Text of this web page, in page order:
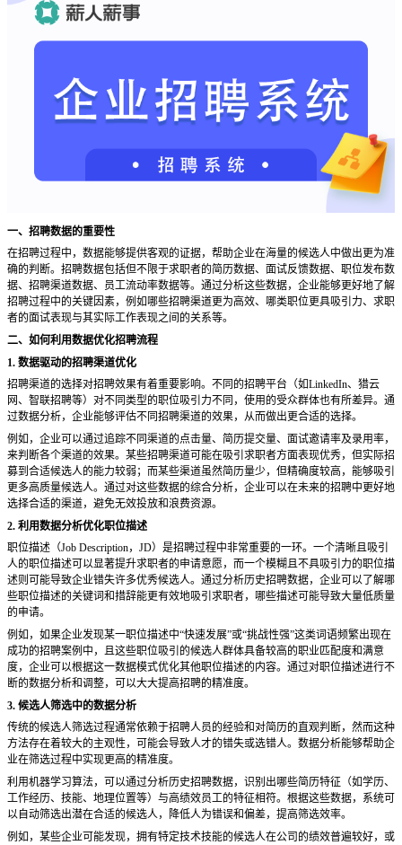
一、招聘数据的重要性
在招聘过程中，数据能够提供客观的证据，帮助企业在海量的候选人中做出更为准
确的判断。招聘数据包括但不限于求职者的简历数据、面试反馈数据、职位发布数
据、招聘渠道数据、员工流动率数据等。通过分析这些数据，企业能够更好地了解
招聘过程中的关键因素，例如哪些招聘渠道更为高效、哪类职位更具吸引力、求职
者的面试表现与其实际工作表现之间的关系等。
二、如何利用数据优化招聘流程
1. 数据驱动的招聘渠道优化
招聘渠道的选择对招聘效果有着重要影响。不同的招聘平台（如LinkedIn、猎云
网、智联招聘等）对不同类型的职位吸引力不同，使用的受众群体也有所差异。通
过数据分析，企业能够评估不同招聘渠道的效果，从而做出更合适的选择。
例如，企业可以通过追踪不同渠道的点击量、简历提交量、面试邀请率及录用率，
来判断各个渠道的效果。某些招聘渠道可能在吸引求职者方面表现优秀，但实际招
募到合适候选人的能力较弱；而某些渠道虽然简历量少，但精确度较高，能够吸引
更多高质量候选人。通过对这些数据的综合分析，企业可以在未来的招聘中更好地
选择合适的渠道，避免无效投放和浪费资源。
2. 利用数据分析优化职位描述
职位描述（Job Description，JD）是招聘过程中非常重要的一环。一个清晰且吸引
人的职位描述可以显著提升求职者的申请意愿，而一个模糊且不具吸引力的职位描
述则可能导致企业错失许多优秀候选人。通过分析历史招聘数据，企业可以了解哪
些职位描述的关键词和措辞能更有效地吸引求职者，哪些描述可能导致大量低质量
的申请。
例如，如果企业发现某一职位描述中“快速发展”或“挑战性强”这类词语频繁出现在
成功的招聘案例中，且这些职位吸引的候选人群体具备较高的职业匹配度和满意
度，企业可以根据这一数据模式优化其他职位描述的内容。通过对职位描述进行不
断的数据分析和调整，可以大大提高招聘的精准度。
3. 候选人筛选中的数据分析
传统的候选人筛选过程通常依赖于招聘人员的经验和对简历的直观判断，然而这种
方法存在着较大的主观性，可能会导致人才的错失或选错人。数据分析能够帮助企
业在筛选过程中实现更高的精准度。
利用机器学习算法，可以通过分析历史招聘数据，识别出哪些简历特征（如学历、
工作经历、技能、地理位置等）与高绩效员工的特征相符。根据这些数据，系统可
以自动筛选出潜在合适的候选人，降低人为错误和偏差，提高筛选效率。
例如，某些企业可能发现，拥有特定技术技能的候选人在公司的绩效普遍较好，或